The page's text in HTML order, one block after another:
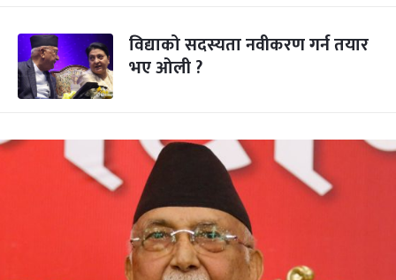
विद्याको सदस्यता नवीकरण गर्न तयार
भए ओली ?